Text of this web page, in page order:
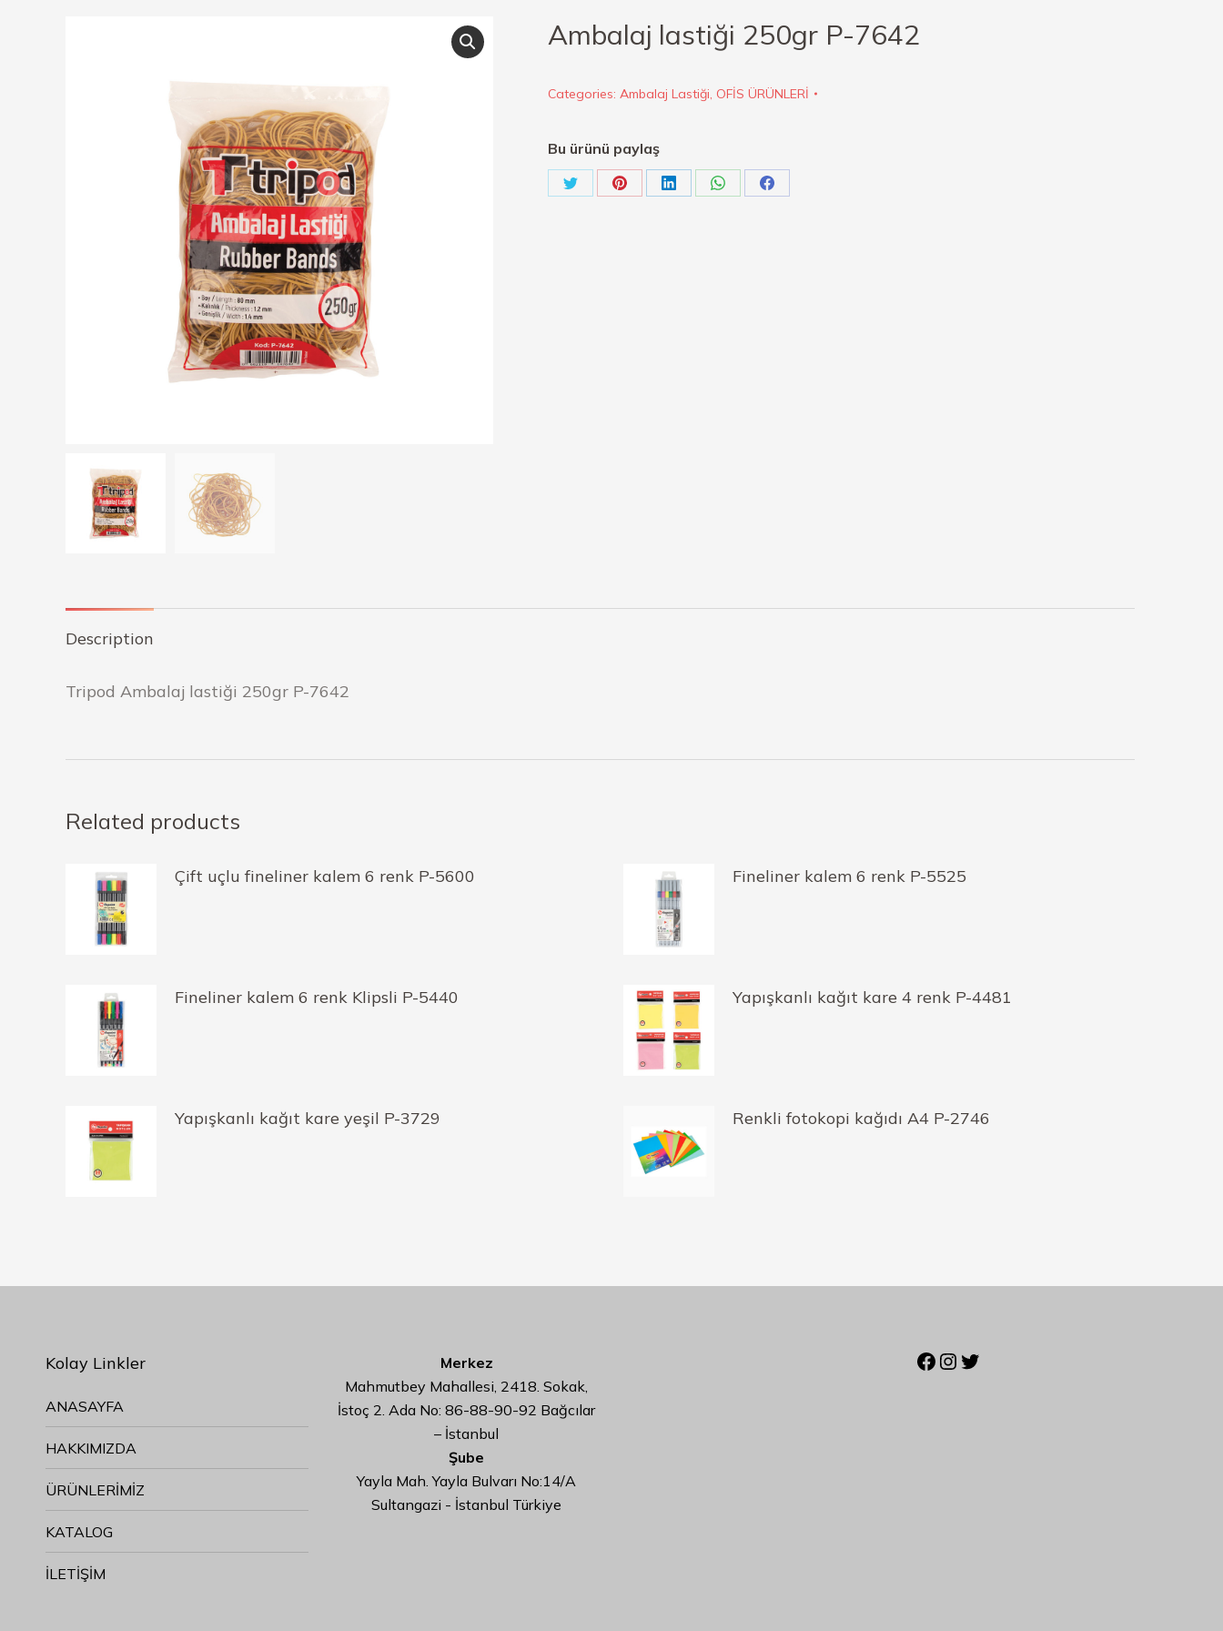
Ambalaj lastiği 250gr P-7642
Categories: Ambalaj Lastiği, OFİS ÜRÜNLERİ
Bu ürünü paylaş
Description
Tripod Ambalaj lastiği 250gr P-7642
Related products
Çift uçlu fineliner kalem 6 renk P-5600 Fineliner kalem 6 renk P-5525
Fineliner kalem 6 renk Klipsli P-5440 Yapışkanlı kağıt kare 4 renk P-4481
Yapışkanlı kağıt kare yeşil P-3729 Renkli fotokopi kağıdı A4 P-2746
Kolay Linkler
ANASAYFA
HAKKIMIZDA
ÜRÜNLERİMİZ
KATALOG
İLETİŞİM
Merkez
Mahmutbey Mahallesi, 2418. Sokak,
İstoç 2. Ada No: 86-88-90-92 Bağcılar
– İstanbul
Şube
Yayla Mah. Yayla Bulvarı No:14/A
Sultangazi - İstanbul Türkiye